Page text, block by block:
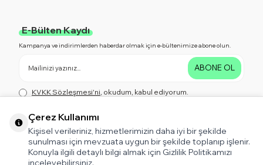
E-Bülten Kaydı
Kampanya ve indirimlerden haberdar olmak için e-bültenimize abone olun.
ABONE OL
KVKK Sözleşmesi'ni , okudum, kabul ediyorum.
Bizi Takip Edin!
Kampanya ve indirimlerden haberdar olmak için bizi Takip Edin!
Çerez Kullanımı
Kişisel verileriniz, hizmetlerimizin daha iyi bir şekilde
sunulması için mevzuata uygun bir şekilde toplanıp işlenir.
Konuyla ilgili detaylı bilgi almak için Gizlilik Politikamızı
inceleyebilirsiniz.